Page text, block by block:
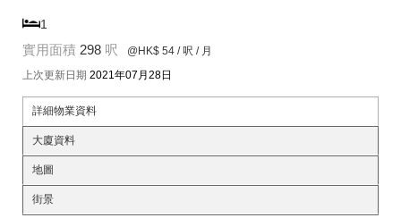
1
實用面積 298 呎 @HK$ 54 / 呎 / 月
上次更新日期 2021年07月28日
詳細物業資料
大廈資料
地圖
街景